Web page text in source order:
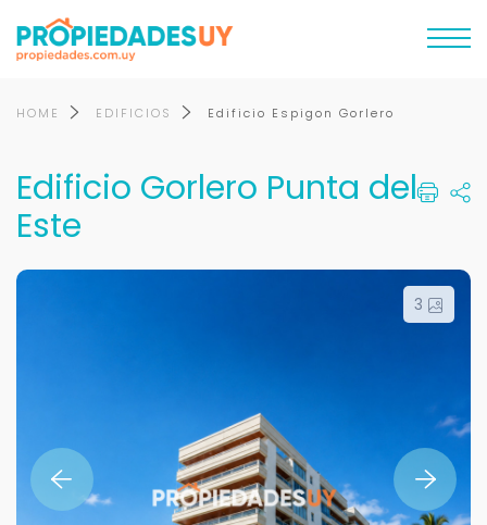
HOME EDIFICIOS Edificio Espigon Gorlero
Edificio Gorlero Punta del
Este
3